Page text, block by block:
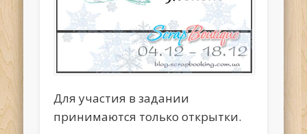
Для участия в задании
принимаются только открытки.